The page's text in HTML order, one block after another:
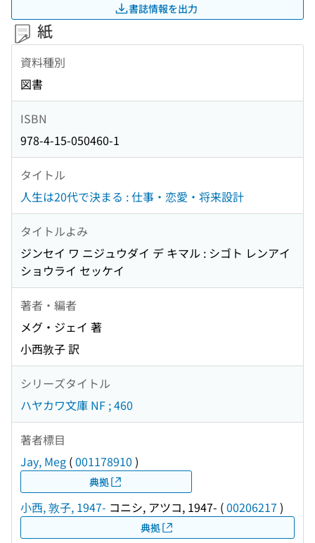
書誌情報を出力
紙
資料種別
図書
ISBN
978-4-15-050460-1
タイトル
人生は20代で決まる : 仕事・恋愛・将来設計
タイトルよみ
ジンセイ ワ ニジュウダイ デ キマル : シゴト レンアイ
ショウライ セッケイ
著者・編者
メグ・ジェイ 著
小西敦子 訳
シリーズタイトル
ハヤカワ文庫 NF ; 460
著者標目
Jay, Meg (001178910 )
典拠
小西, 敦子, 1947- コニシ, アツコ, 1947- (00206217 )
典拠